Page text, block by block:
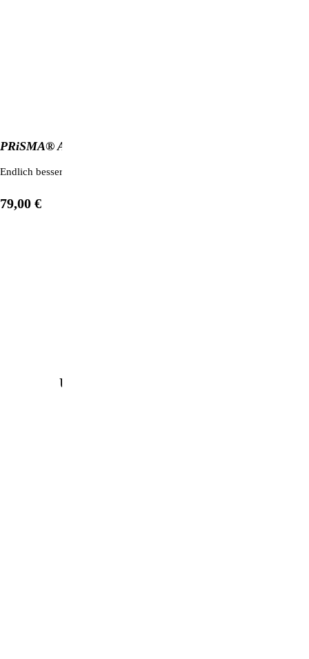
PRiSMA® Autofahrerbrille Classic DRiVE Day&Night
Endlich bessere Sicht beim (nächtlichen) Autofahren: Mit der
79,00 €
Unsere beliebtesten Produkte